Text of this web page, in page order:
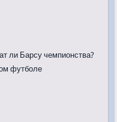
ли Барсу чемпионства?
футболе